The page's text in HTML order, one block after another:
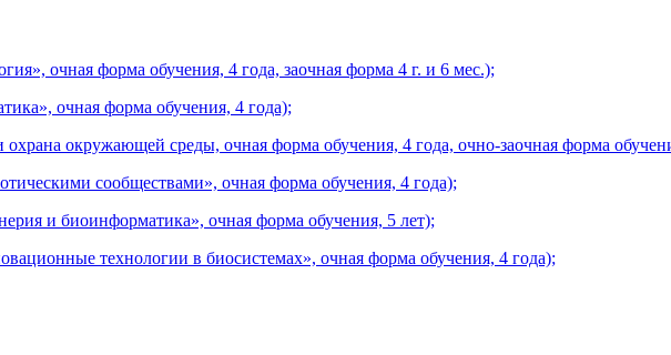
очная форма обучения, 4 года, заочная форма 4 г. и 6 мес.);
очная форма обучения, 4 года);
окружающей среды, очная форма обучения, 4 года, очно-заочная форма
сообществами», очная форма обучения, 4 года);
и биоинформатика», очная форма обучения, 5 лет);
технологии в биосистемах», очная форма обучения, 4 года);